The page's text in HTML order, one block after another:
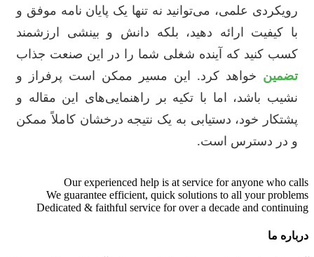
رویکردی علمی، می‌توانید نه تنها یک پایان نامه موفق و
با کیفیت ارائه دهید، بلکه دانش و بینشی ارزشمند
کسب کنید که آینده شغلی شما را در این صنعت جذاب
تضمین خواهد کرد. این مسیر ممکن است پرفراز و
نشیب باشد، اما با تکیه بر راهنمایی‌های این مقاله و
پشتکار خود، دستیابی به یک نتیجه درخشان کاملاً ممکن
و در دسترس است.
Our experienced help is at service for anyone who calls
We guarantee efficient, quick solutions to all your problems
Dedicated & faithful service for over a decade and continuing
درباره ما